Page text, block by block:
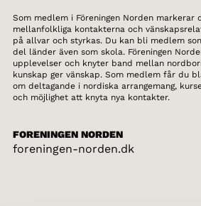
Som medlem i Föreningen Norden markerar
mellanfolkliga kontakterna och
på allvar och styrkas. Du kan bli medlem
del länder även som skola. Föreningen
upplevelser och knyter band mellan
kunskap ger vänskap. Som medlem får du
om deltagande i nordiska arrangemang,
och möjlighet att knyta nya kontakter.
FORENINGEN NORDEN
foreningen-norden.dk